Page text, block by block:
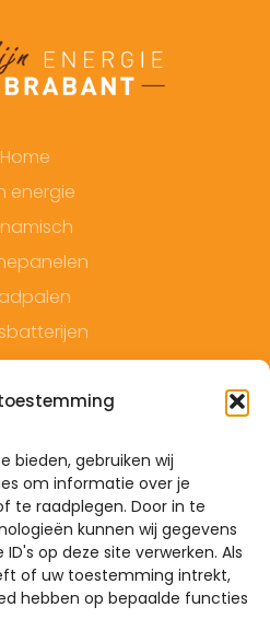
bieden, gebruiken wij
om informatie over je
te raadplegen. Door in te
kunnen wij gegevens
op deze site verwerken. Als
of uw toestemming intrekt,
hebben op bepaalde functies
Home
energie
Contact
voorwaarden